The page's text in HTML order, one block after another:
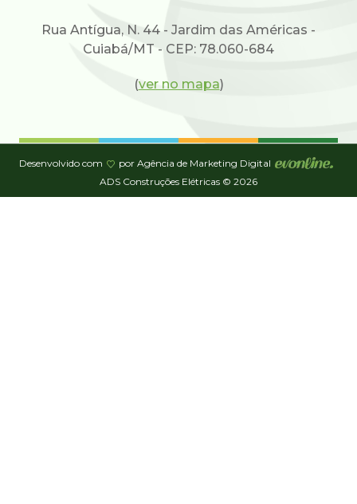
Rua Antígua, N. 44 - Jardim das Américas -
Cuiabá/MT - CEP: 78.060-684
(ver no mapa)
Desenvolvido com
por Agência de Marketing Digital
ADS Construções Elétricas © 2026